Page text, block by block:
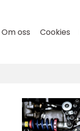
Om oss Cookies